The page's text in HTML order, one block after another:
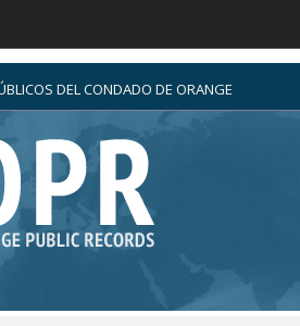
DEL CONDADO DE ORANGE